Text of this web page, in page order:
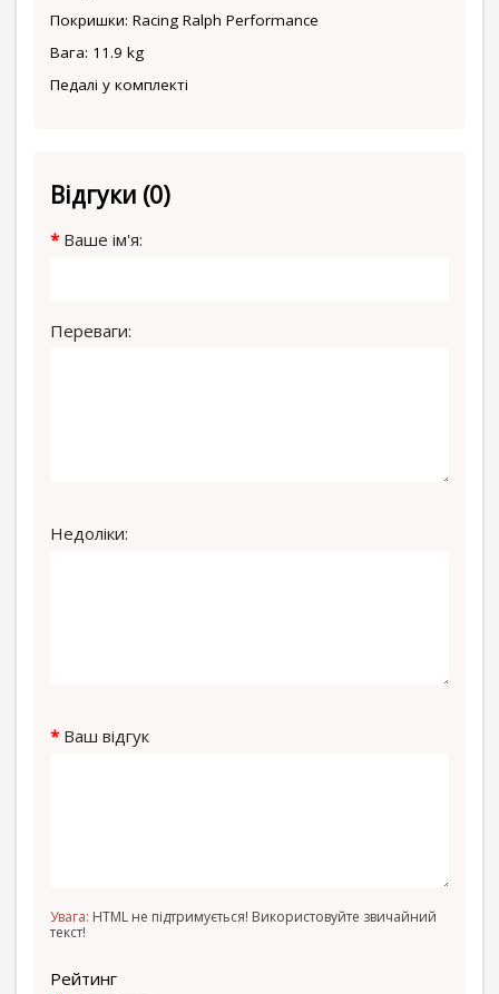
Покришки: Racing Ralph Performance
Вага: 11.9 kg
Педалі у комплекті
Відгуки (0)
Ваше ім'я:
Переваги:
Недоліки:
Ваш відгук
Увага: HTML не підтримується! Використовуйте звичайний
текст!
Рейтинг